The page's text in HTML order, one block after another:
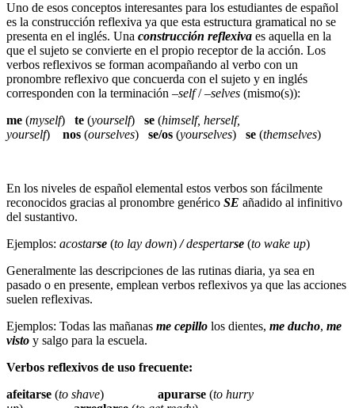
Uno de esos conceptos interesantes para los estudiantes de español
es la construcción reflexiva ya que esta estructura gramatical no se
presenta en el inglés. Una construcción reflexiva es aquella en la
que el sujeto se convierte en el propio receptor de la acción. Los
verbos reflexivos se forman acompañando al verbo con un
pronombre reflexivo que concuerda con el sujeto y en inglés
corresponden con la terminación –self/ –selves (mismo(s)):
me (myself) te (yourself) se (himself, herself,
yourself) nos (ourselves) se/os (yourselves) se (themselves)
En los niveles de español elemental estos verbos son fácilmente
reconocidos gracias al pronombre genérico SE añadido al infinitivo
del sustantivo.
Ejemplos: acostarse (to lay down)/despertarse (to wake up)
Generalmente las descripciones de las rutinas diaria, ya sea en
pasado o en presente, emplean verbos reflexivos ya que las acciones
suelen reflexivas.
Ejemplos: Todas las mañanas me cepillo los dientes, me ducho, me
visto y salgo para la escuela.
Verbos reflexivos de uso frecuente:
afeitarse (to shave) apurarse (to hurry